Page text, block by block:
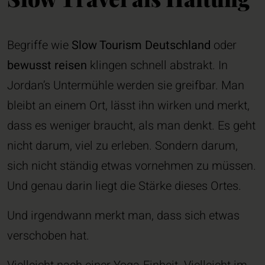
Begriffe wie Slow Tourism Deutschland oder
bewusst reisen klingen schnell abstrakt. In
Jordan’s Untermühle werden sie greifbar. Man
bleibt an einem Ort, lässt ihn wirken und merkt,
dass es weniger braucht, als man denkt. Es geht
nicht darum, viel zu erleben. Sondern darum,
sich nicht ständig etwas vornehmen zu müssen.
Und genau darin liegt die Stärke dieses Ortes.
Und irgendwann merkt man, dass sich etwas
verschoben hat.